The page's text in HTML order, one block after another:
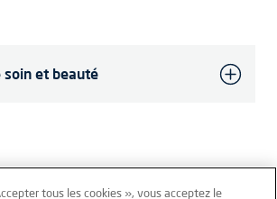
soin et beauté
tous les cookies », vous acceptez le